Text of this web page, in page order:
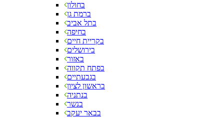
בחולון
ברמת גן
בתל אביב
בחיפה
בקריית חיים
בירושלים
באזור
בפתח תקווה
בגבעתיים
בראשון לציון
בנתניה
בנשר
בבאר יעקב